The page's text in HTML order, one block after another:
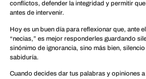
conflictos, defender la integridad y permitir
antes de intervenir.
Hoy es un buen día para reflexionar que, ante
“necias,” es mejor responderles guardando
sinónimo de ignorancia, sino más bien,
sabiduría.
Cuando decides dar tus palabras y opiniones